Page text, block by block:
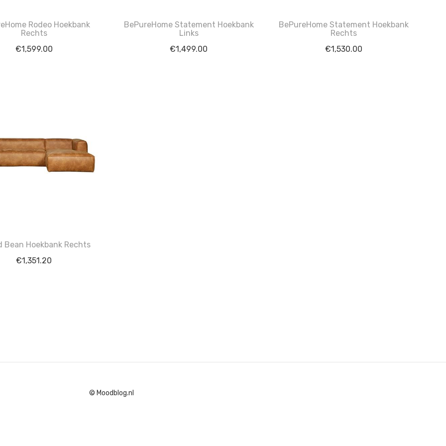
Rodeo Hoekbank
Rechts
€1,599.00
BePureHome Statement Hoekbank
Links
€1,499.00
BePureHome Statement Hoekbank
Rechts
€1,530.00
Bean Hoekbank Rechts
€1,351.20
© Moodblog.nl